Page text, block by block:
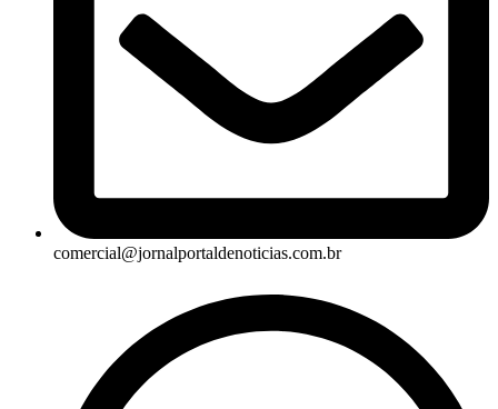
comercial@jornalportaldenoticias.com.br